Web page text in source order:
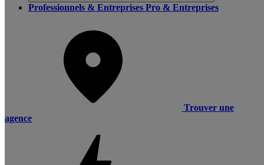
Professionnels & Entreprises Pro & Entreprises
Trouver une
agence